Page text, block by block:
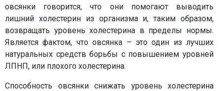
овсянки говорится, что они помогают выводить
лишний холестерин из организма и, таким образом,
возвращать уровень холестерина в пределы нормы.
Является фактом, что овсянка – это один из лучших
натуральных средств борьбы с повышением уровней
ЛПНП, или плохого холестерина.
Способность овсянки снижать уровень холестерина